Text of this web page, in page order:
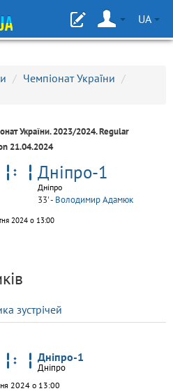
UA
/ Чемпіонат України /
України. 2023/2024. Regular
21.04.2024
Дніпро-1
Дніпро
33' - Володимир Адамюк
2024 о 13:00
зустрічей
Дніпро-1
Дніпро
2024 о 13:00